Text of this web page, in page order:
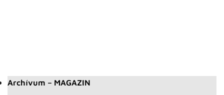
Archívum – MAGAZIN